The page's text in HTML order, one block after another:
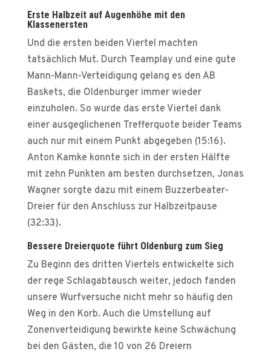
Erste Halbzeit auf Augenhöhe mit den
Klassenersten
Und die ersten beiden Viertel machten
tatsächlich Mut. Durch Teamplay und eine gute
Mann-Mann-Verteidigung gelang es den AB
Baskets, die Oldenburger immer wieder
einzuholen. So wurde das erste Viertel dank
einer ausgeglichenen Trefferquote beider Teams
auch nur mit einem Punkt abgegeben (15:16).
Anton Kamke konnte sich in der ersten Hälfte
mit zehn Punkten am besten durchsetzen, Jonas
Wagner sorgte dazu mit einem Buzzerbeater-
Dreier für den Anschluss zur Halbzeitpause
(32:33).
Bessere Dreierquote führt Oldenburg zum Sieg
Zu Beginn des dritten Viertels entwickelte sich
der rege Schlagabtausch weiter, jedoch fanden
unsere Wurfversuche nicht mehr so häufig den
Weg in den Korb. Auch die Umstellung auf
Zonenverteidigung bewirkte keine Schwächung
bei den Gästen, die 10 von 26 Dreiern